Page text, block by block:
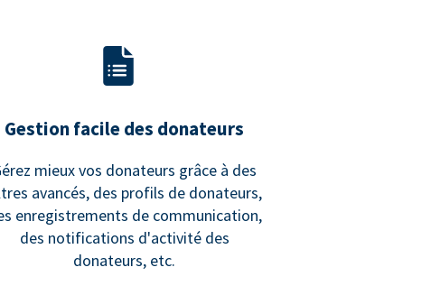
Gestion facile des donateurs
mieux vos donateurs grâce à des
avancés, des profils de donateurs,
enregistrements de communication,
des notifications d'activité des
donateurs, etc.